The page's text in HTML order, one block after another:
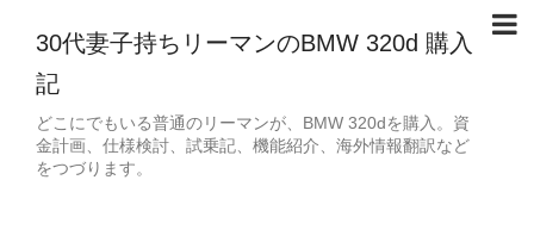
30代妻子持ちリーマンのBMW 320d 購入
記
どこにでもいる普通のリーマンが、BMW 320dを購入。資
金計画、仕様検討、試乗記、機能紹介、海外情報翻訳など
をつづります。